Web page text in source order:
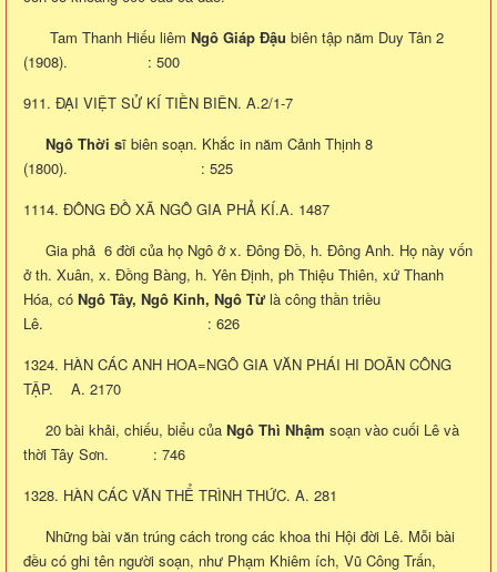
Tam Thanh Hiếu liêm Ngô Giáp Đậu biên tập năm Duy Tân 2
(1908). : 500
911. ĐẠI VIỆT SỬ KÍ TIỀN BIÊN. A.2/1-7
Ngô Thời sĩ biên soạn. Khắc in năm Cảnh Thịnh 8
(1800). : 525
1114. ĐÔNG ĐỒ XÃ NGÔ GIA PHẢ KÍ.A. 1487
Gia phả 6 đời của họ Ngô ở x. Đông Đồ, h. Đông Anh. Họ này vốn
ở th. Xuân, x. Đồng Bàng, h. Yên Định, ph Thiệu Thiên, xứ Thanh
Hóa, có Ngô Tây, Ngô Kinh, Ngô Từlà công thần triều
Lê. : 626
1324. HÀN CÁC ANH HOA=NGÔ GIA VĂN PHÁI HI DOÃN CÔNG
TẬP. A. 2170
20 bài khải, chiếu, biểu của Ngô Thì Nhậm soạn vào cuối Lê và
thời Tây Sơn. : 746
1328. HÀN CÁC VĂN THỂ TRÌNH THỨC. A. 281
Những bài văn trúng cách trong các khoa thi Hội đời Lê. Mỗi bài
đều có ghi tên người soạn, như Phạm Khiêm ích, Vũ Công Trấn,